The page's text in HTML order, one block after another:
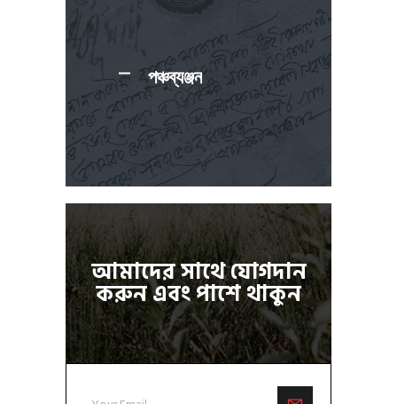
পঞ্চব্যঞ্জন
আমাদের সাথে যোগদান
করুন এবং পাশে থাকুন